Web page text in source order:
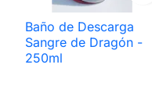
Baño de Descarga
Sangre de Dragón -
250ml